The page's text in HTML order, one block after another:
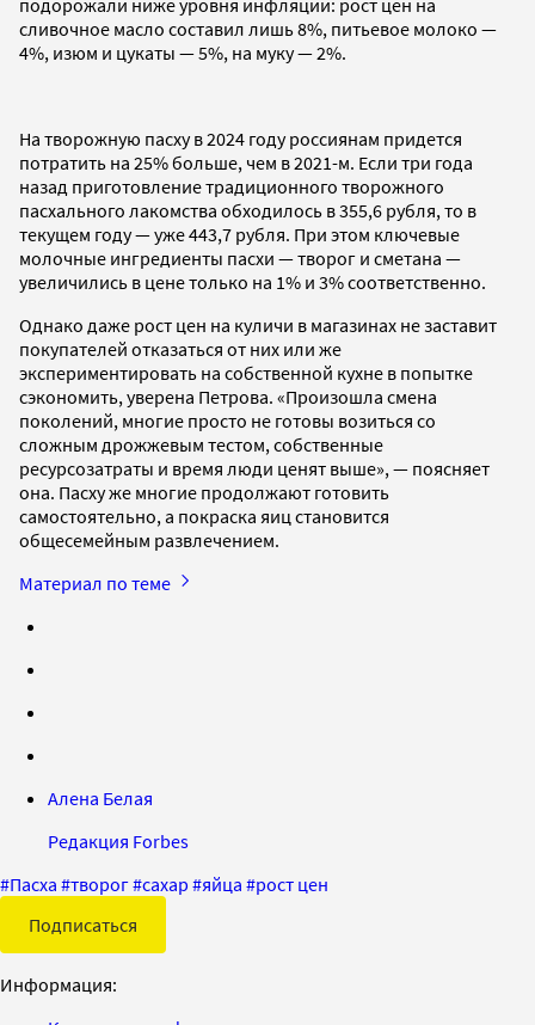
сливочное масло составил лишь 8%, питьевое молоко —
4%, изюм и цукаты — 5%, на муку — 2%.
На творожную пасху в 2024 году россиянам придется
потратить на 25% больше, чем в 2021-м. Если три года
назад приготовление традиционного творожного
пасхального лакомства обходилось в 355,6 рубля, то в
текущем году — уже 443,7 рубля. При этом ключевые
молочные ингредиенты пасхи — творог и сметана —
увеличились в цене только на 1% и 3% соответственно.
Однако даже рост цен на куличи в магазинах не заставит
покупателей отказаться от них или же
экспериментировать на собственной кухне в попытке
сэкономить, уверена Петрова. «Произошла смена
поколений, многие просто не готовы возиться со
сложным дрожжевым тестом, собственные
ресурсозатраты и время люди ценят выше», — поясняет
она. Пасху же многие продолжают готовить
самостоятельно, а покраска яиц становится
общесемейным развлечением.
Материал по теме
Алена Белая
Редакция Forbes
#Пасха #творог#сахар #яйца #рост цен
Подписаться
Информация: